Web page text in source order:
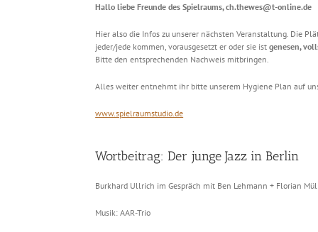
Hallo liebe Freunde des Spielraums, ch.thewes@t-online.de
Hier also die Infos zu unserer nächsten Veranstaltung. Die
jeder/jede kommen, vorausgesetzt er oder sie istgenesen,
Bitte den entsprechenden Nachweis mitbringen.
Alles weiter entnehmt ihr bitte unserem Hygiene Plan auf
www.spielraumstudio.de
Wortbeitrag: Der junge Jazz in Berlin
Burkhard Ullrich im Gespräch mit Ben Lehmann + Florian
Musik: AAR-Trio